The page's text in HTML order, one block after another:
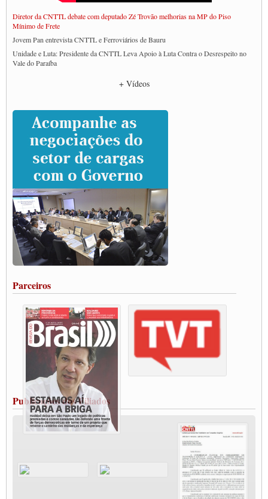
Diretor da CNTTL debate com deputado Zé Trovão melhorias na MP do Piso
Mínimo de Frete
Jovem Pan entrevista CNTTL e Ferroviários de Bauru
Unidade e Luta: Presidente da CNTTL Leva Apoio à Luta Contra o Desrespeito no
Vale do Paraíba
Caminhoneiros prometem paralisação e cobram diálogo com Lula
CNTTL e lideranças de caminhoneiros participam de debate sobre saúde nas
rodovias
Paulinho e Litti debatem política global para transporte rodoviário de cargas na
SUTCRA no Uruguai
Grande Conquista da Categoria transporte de Cargas e Caminhoneiros Autonomos
ENCONTRO INTERNACIONAL EM APOIO A CLASSE TRABALHADORA
DO BRASIL E A ELEIÇÃO 2022
Carta às Brasileiras e aos Brasileiros em Defesa do Estado Democrático de Direito
Paulinho, presidente da CNTTL, faz balanço do 3º Congresso da CNTTL
Caminhoneiros aprovam greve a partir do 1º de novembro
Rodoviários de Feira Santana fazem Assembleia para avaliar proposta de reajuste
salarial
Vacina Já: Lockdown de 24 horas dos trabalhadores em transportes está mantido,
Condutores de Guarulhos farão greve sanitária nesta terça-feira (20)
Paralisação dos Caminhoneiros na #BR285, entrocamento que liga o Mercosul ao
Rio Grande
Caminhoneiros bloqueiam duas faixas na Castello Branco e fazem protesto
Modal-Live #13 Aumento da Violência Contra Mulher e o Adoecimento da Classe
Trabalhadora em Tempos de Pandemia
MODAL-LIVE#12 POLÍTICAS PÚBLICAS DE TRANSPORTE PARA A
CLASSE TRABALHADORA E ELEIÇÕES NA PANDEMIA
MODAL-LIVE#11 POLÍTICAS PÚBLICAS DE TRANSPORTE
JUVENTUDE DO TRANSPORTE: POR QUE DEVEMOS NOS ORGANIZAR?
Fabio Primo testa positivo para Coronavírus, mas está bem de saúde
Modal-Live#9 Quais são os direitos dos trabalhador@s que contraem a Covid-19 na
Participe da Campanha Fora Bolsonaro
CNTTL e FECOOTAC apoiam Campanha de testes de COVID-19 para
+ Vídeos
Parceiros
Publicações dos Filiados